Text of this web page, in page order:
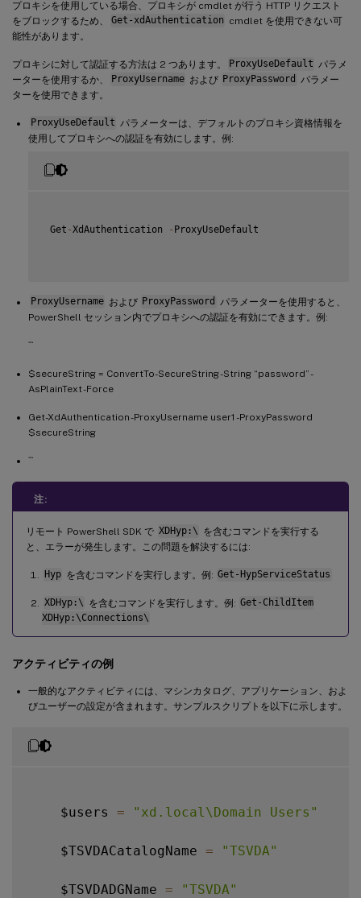
プロキシを使用している場合、プロキシが cmdlet が行う HTTP リクエスト
をブロックするため、
Get-xdAuthentication cmdlet を使用できない可
能性があります。
プロキシに対して認証する方法は 2 つあります。 ProxyUseDefault パラメ
ーターを使用するか、
ProxyUsername および ProxyPassword
パラメー
ターを使用できます。
ProxyUseDefault パラメーターは、デフォルトのプロキシ資格情報を
使用してプロキシへの認証を有効にします。例:
Get -XdAuthentication - ProxyUseDefault
ProxyUsername および ProxyPassword
パラメーターを使用すると、
PowerShell セッション内でプロキシへの認証を有効にできます。例:
```
$secureString = ConvertTo-SecureString -String “password” -
AsPlainText -Force
Get-XdAuthentication -ProxyUsername user1 -ProxyPassword
$secureString
```
注:
リモート PowerShell SDK で XDHyp:\ を含むコマンドを実行する
と、エラーが発生します。この問題を解決するには:
Hyp を含むコマンドを実行します。例: Get-HypServiceStatus
XDHyp:\ を含むコマンドを実行します。例: Get-ChildItem
XDHyp:\Connections\
アクティビティの例
一般的なアクティビティには、マシンカタログ、アプリケーション、およ
びユーザーの設定が含まれます。サンプルスクリプトを以下に示します。
    $users
= "xd.local\Domain Users"
    $TSVDACatalogName
= "TSVDA"
    $TSVDADGName
= "TSVDA"